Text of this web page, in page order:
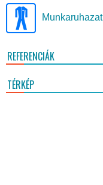
Munkaruhazat
REFERENCIÁK
TÉRKÉP